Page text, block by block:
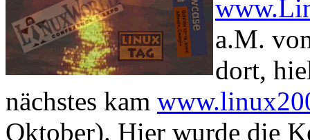
a.M.
dort,
nächstes kam
Oktober). Hier wurde die